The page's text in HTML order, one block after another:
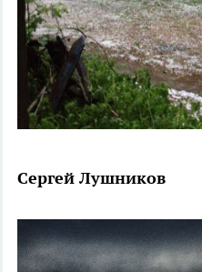
Сергей Лушников